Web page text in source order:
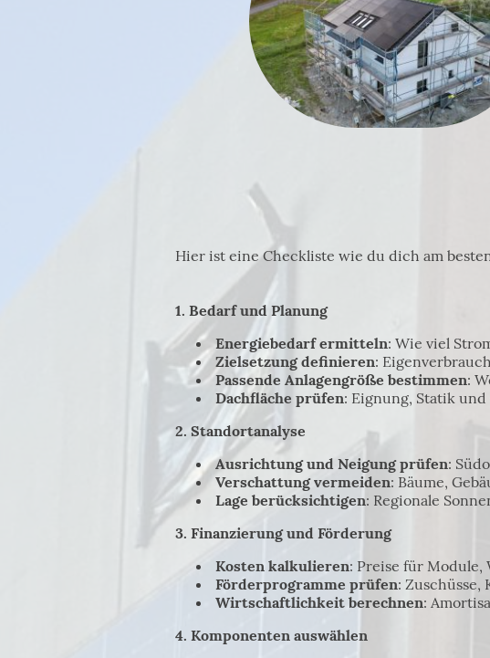
Hier ist eine Checkliste wie du dich am
1. Bedarf und Planung
Energiebedarf ermitteln: Wie viel
Zielsetzung definieren:
Passende Anlagengröße bestimmen:
Dachfläche prüfen: Eignung, Statik
2. Standortanalyse
Ausrichtung und Neigung prüfen:
Verschattung vermeiden: Bäume,
Lage berücksichtigen: Regionale
3. Finanzierung und Förderung
Kosten kalkulieren: Preise für
Förderprogramme prüfen:
Wirtschaftlichkeit berechnen:
4. Komponenten auswählen